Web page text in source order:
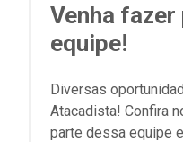
Venha
equipe!
Diversas
Atacadista! Confira
parte dessa equipe